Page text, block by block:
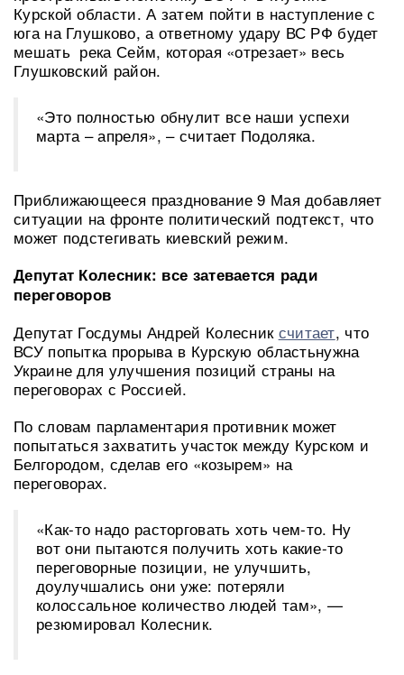
Курской области. А затем пойти в наступление с
юга на Глушково, а ответному удару ВС РФ будет
мешать река Сейм, которая «отрезает» весь
Глушковский район.
«Это полностью обнулит все наши успехи
марта – апреля», – считает Подоляка.
Приближающееся празднование 9 Мая добавляет
ситуации на фронте политический подтекст, что
может подстегивать киевский режим.
Депутат Колесник: все затевается ради
переговоров
Депутат Госдумы Андрей Колесник считает, что
ВСУ попытка прорыва в Курскую областьнужна
Украине для улучшения позиций страны на
переговорах с Россией.
По словам парламентария противник может
попытаться захватить участок между Курском и
Белгородом, сделав его «козырем» на
переговорах.
«Как-то надо расторговать хоть чем-то. Ну
вот они пытаются получить хоть какие-то
переговорные позиции, не улучшить,
доулучшались они уже: потеряли
колоссальное количество людей там», —
резюмировал Колесник.